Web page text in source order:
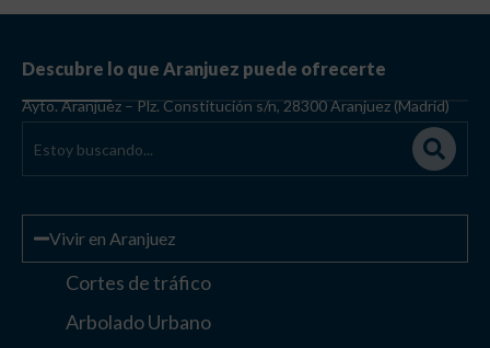
Descubre lo que Aranjuez puede ofrecerte
Ayto. Aranjuez – Plz. Constitución s/n, 28300 Aranjuez (Madrid)
Vivir en Aranjuez
Cortes de tráfico
Arbolado Urbano